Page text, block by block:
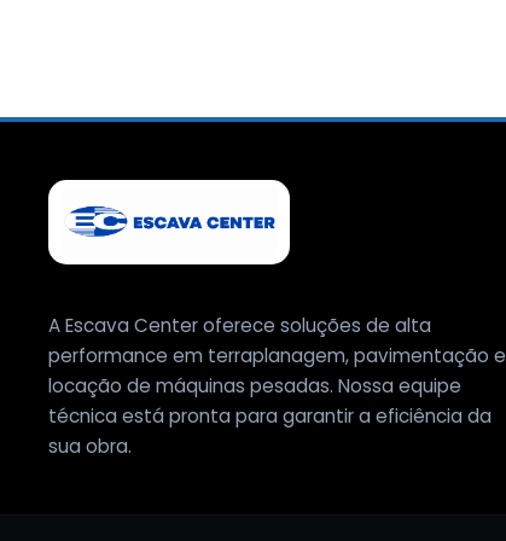
A Escava Center oferece soluções de alta
performance em terraplanagem, pavimentação e
locação de máquinas pesadas. Nossa equipe
técnica está pronta para garantir a eficiência da
sua obra.